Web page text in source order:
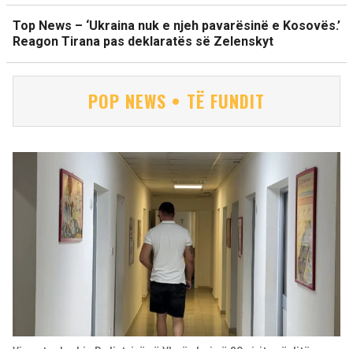
Top News – ‘Ukraina nuk e njeh pavarësinë e Kosovës.’
Reagon Tirana pas deklaratës së Zelenskyt
POP NEWS • TË FUNDIT